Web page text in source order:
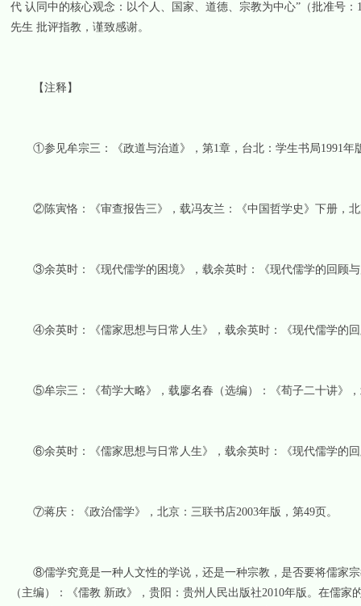
代 认同中的核心观念：以个人、国家、道德、宗教为中心”（批准号
先生 批评指教，谨致感谢。
【注释】
①参见牟宗三：《政道与治道》，第1章，台北：学生书局1991年
②陈寅恪：《审查报告三》，载冯友兰：《中国哲学史》下册，北
③余英时：《现代儒学的困境》，载余英时：《现代儒学的回顾与
④余英时：《儒家思想与日常人生》，载余英时：《现代儒学的回
⑤牟宗三：《荀学大略》，载廖名春（选编）：《荀子二十讲》，
⑥余英时：《儒家思想与日常人生》，载余英时：《现代儒学的回
⑦蒋庆：《政治儒学》，北京：三联书店2003年版，第49页。
⑧儒学究竟是一种人文性的学说，还是一种宗教，是否要将儒家宗
（主编）：《儒教 新政》，贵阳：贵州人民出版社2010年版。在儒